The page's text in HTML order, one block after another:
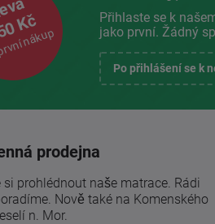
Kč
nákup
Přihlaste se k
jako první. Žádný
Po přihlášení se k
prodejna
si prohlédnout naše matrace. Rádi
Nově také na Komenského
n. Mor.